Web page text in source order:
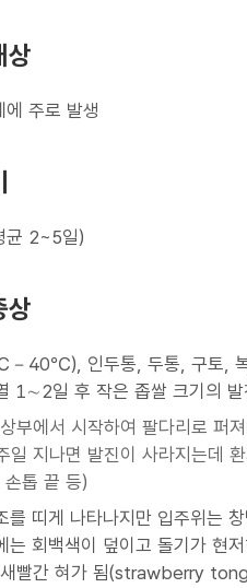
상
주로 발생
균 2~5일)
상
40℃), 인두통, 두통, 구토,
1∼2일 후 작은 좁쌀 크기의
부에서 시작하여 팔다리로 퍼
일 지나면 발진이 사라지는데
손톱 끝 등)
를 띠게 나타나지만 입주위는 창
는 회백색이 덮이고 돌기가 현
빨간 혀가 됨(strawberry